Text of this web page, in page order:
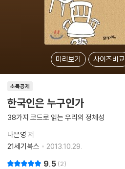
미리보기 사이즈비교
소득공제
한국인은 누구인가
38가지 코드로 읽는 우리의 정체성
나은영 저
21세기북스
2013.10.29.
9.5 2